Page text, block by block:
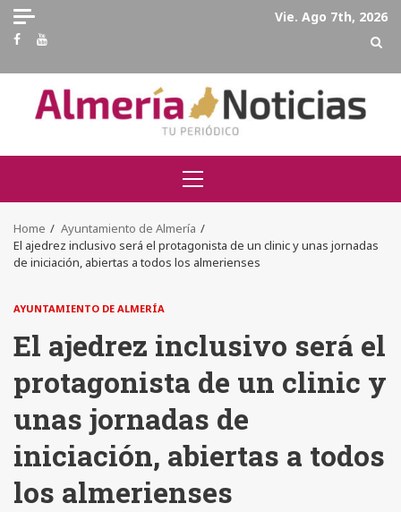
Skip
content
Vie. Ago 7th, 2026
Facebook
Youtube
Primary
Menu
Home
Ayuntamiento de Almería
El ajedrez inclusivo será el protagonista de un clinic y unas jornadas
de iniciación, abiertas a todos los almerienses
AYUNTAMIENTO DE ALMERÍA
El ajedrez inclusivo será el
protagonista de un clinic y
unas jornadas de
iniciación, abiertas a todos
los almerienses